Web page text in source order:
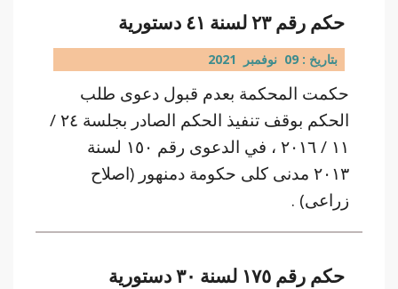
حكم رقم ٢٣ لسنة ٤١ دستورية
بتاريخ : 09 نوفمبر 2021
حكمت المحكمة بعدم قبول دعوى طلب
الحكم بوقف تنفيذ الحكم الصادر بجلسة ٢٤ /
١١ / ٢٠١٦ ، في الدعوى رقم ١٥٠ لسنة
٢٠١٣ مدنى كلى حكومة دمنهور (اصلاح
زراعى) .
حكم رقم ١٧٥ لسنة ٣٠ دستورية